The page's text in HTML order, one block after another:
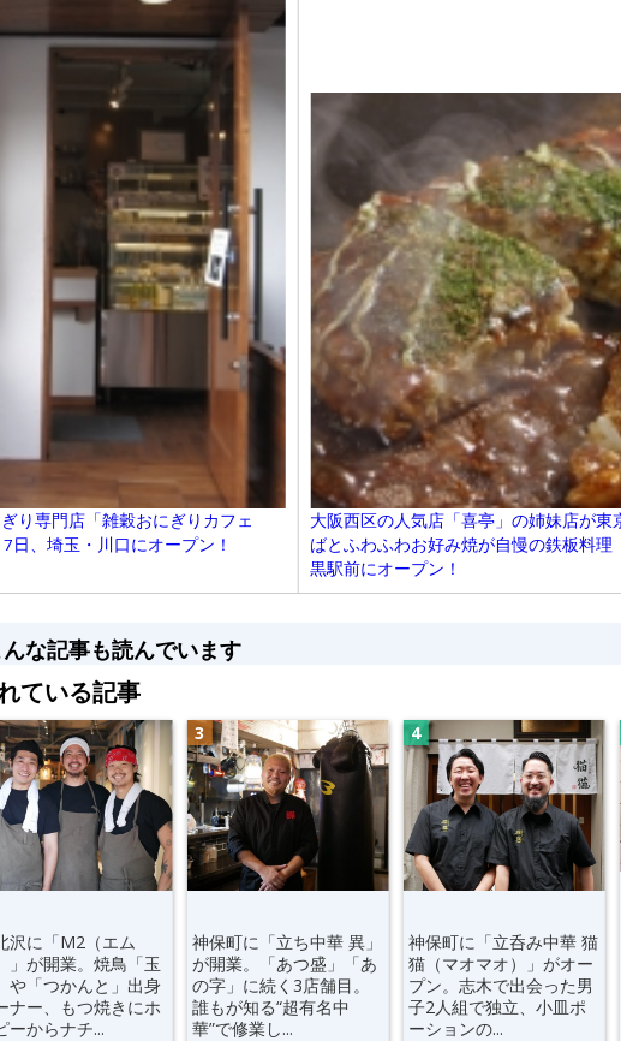
り専門店「雑穀おにぎりカフェ
日、埼玉・川口にオープン！
大阪西区の人気店「喜亭」の姉妹店が
ばとふわふわお好み焼が自慢の鉄板料
黒駅前にオープン！
な記事も読んでいます
ている記事
沢に「M2（エム
」が開業。焼鳥「玉
や「つかんと」出身
ナー、もつ焼きにホ
ーからナチ...
神保町に「立ち中華 異」
が開業。「あつ盛」「あ
の字」に続く3店舗目。
誰もが知る“超有名中
華”で修業し...
神保町に「立呑み中華 猫
猫（マオマオ）」がオー
プン。志木で出会った男
子2人組で独立、小皿ポ
ーションの...